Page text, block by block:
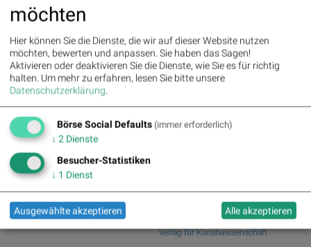
Fresenius : 5.12%
Beiersdorf : 3.94%» Details
Bayer : 3.38%» Details
MTU Aero Engines : 1.68%»
Details
E.ON : 1.48%» Details
Vonovia SE : -1.48%» Details
Continental : -1.39%» Details
Zalando : -1.51%» Details
Deutsche Post : -1.80%
Infineon : -3.93%» Details
voestalpine, AT&S ...
Österreich-Depots: Stockpicking
Österreich zu Mit...
Börsegeschichte 5.8.: Bitte wieder so
Wundergarten der Natur. Neue
Bilddokumente schöner
Pflanzenformen
Verlag für Kunstwissenschaft
möchten
Hier können Sie die Dienste, die wir auf dieser Website nutzen
möchten, bewerten und anpassen. Sie haben das Sagen!
Aktivieren oder deaktivieren Sie die Dienste, wie Sie es für richtig
halten. Um mehr zu erfahren, lesen Sie bitte unsere
Datenschutzerklärung.
Börse Social Defaults (immer erforderlich)
↓ 2 Dienste
Besucher-Statistiken
↓ 1 Dienst
Ausgewählte akzeptieren Alle akzeptieren